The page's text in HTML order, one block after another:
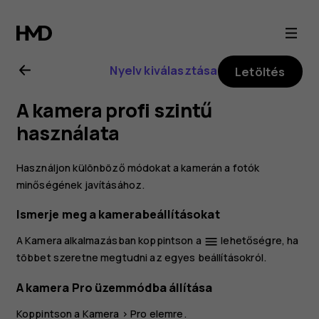
Nokia
8.1
felhasználói
kézikönyv
Nyelv kiválasztása Letöltés
A kamera profi szintű
használata
Használjon különböző módokat a kamerán a fotók
minőségének javításához.
Ismerje meg a kamerabeállításokat
A Kamera alkalmazásban koppintson a menu lehetőségre, ha
többet szeretne megtudni az egyes beállításokról.
A kamera Pro üzemmódba állítása
Koppintson a Kamera >Pro elemre.